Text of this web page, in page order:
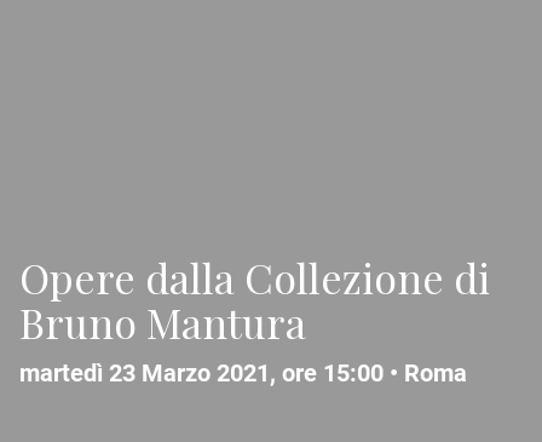
Opere dalla Collezione di
Bruno Mantura
martedì 23 Marzo 2021, ore 15:00 • Roma